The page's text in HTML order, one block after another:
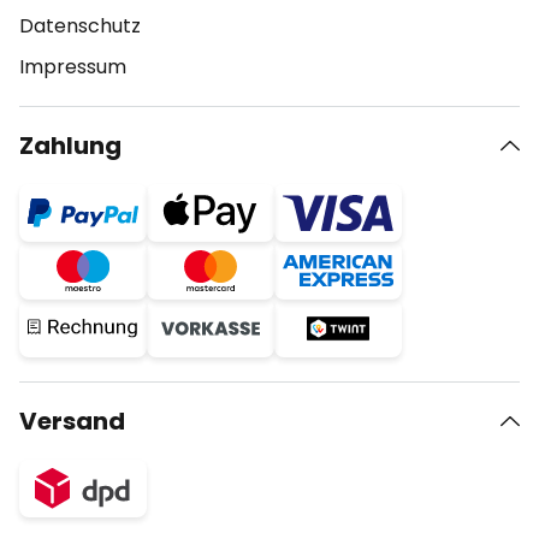
Datenschutz
Impressum
Zahlung
Versand